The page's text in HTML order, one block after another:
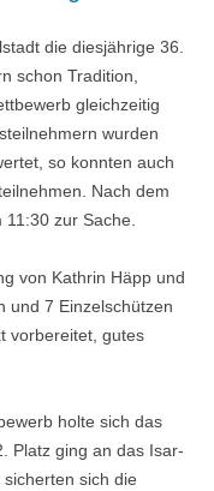
die diesjährige 36.
schon Tradition,
gleichzeitig
wurden
so konnten auch
Nach dem
zur Sache.
von Kathrin Häpp und
und 7 Einzelschützen
vorbereitet, gutes
holte sich das
Platz ging an das Isar-
sich die